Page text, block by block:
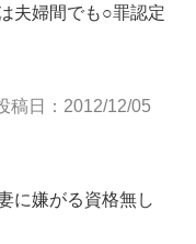
夫婦間でも○罪認定
稿日：2012/12/05
に嫌がる資格無し